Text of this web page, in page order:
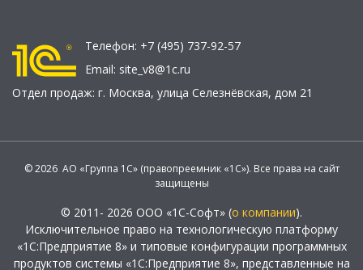
Телефон: +7 (495) 737-92-57
Email: site_v8@1c.ru
Отдел продаж: г. Москва, улица Селезнёвская, дом 21
© 2026 АО «Группа 1С» (правопреемник «1С»). Все права на сайт
защищены
© 2011- 2026 ООО «1С-Софт» (о компании).
Исключительное право на технологическую платформу
«1С:Предприятие 8» и типовые конфигурации программных
продуктов системы «1С:Предприятие 8», представленные на